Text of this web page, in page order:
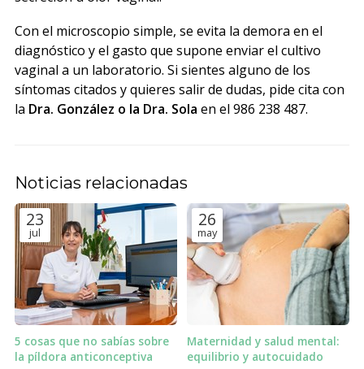
Con el microscopio simple, se evita la demora en el
diagnóstico y el gasto que supone enviar el cultivo
vaginal a un laboratorio. Si sientes alguno de los
síntomas citados y quieres salir de dudas, pide cita con
la Dra. González o la Dra. Sola en el 986 238 487.
Noticias relacionadas
23
jul
5 cosas que no sabías sobre
la píldora anticonceptiva
26
may
Maternidad y salud mental:
equilibrio y autocuidado